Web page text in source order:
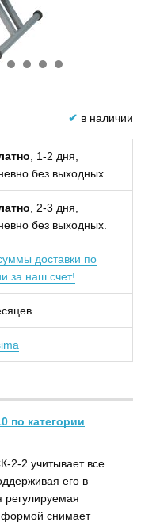
✔ в наличии
, 1-2 дня,
без выходных.
, 2-3 дня,
без выходных.
доставки по
за наш счет!
по категории
2-2 учитывает все
его в
регулируемая
формой снимает